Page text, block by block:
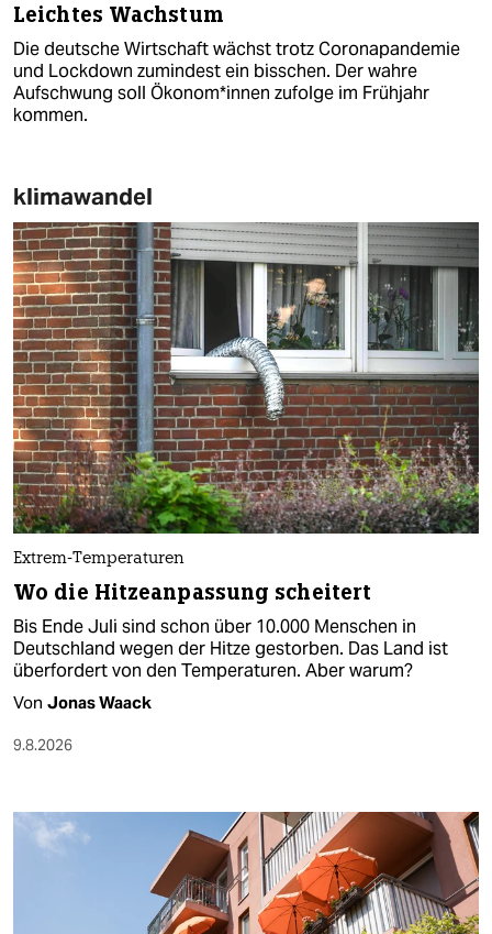
Leichtes Wachstum
Die deutsche Wirtschaft wächst trotz Coronapandemie
und Lockdown zumindest ein bisschen. Der wahre
Aufschwung soll Öko­no­m*in­nen zufolge im Frühjahr
kommen.
klimawandel
Extrem-Temperaturen
Wo die Hitzeanpassung scheitert
Bis Ende Juli sind schon über 10.000 Menschen in
Deutschland wegen der Hitze gestorben. Das Land ist
überfordert von den Temperaturen. Aber warum?
Von Jonas Waack
9.8.2026